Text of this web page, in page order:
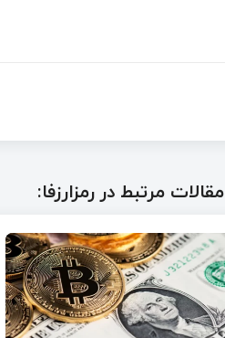
مقالات مرتبط در رمزارزفا: